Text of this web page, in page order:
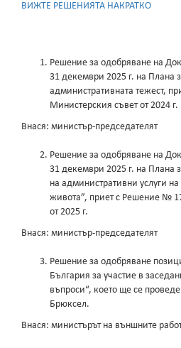
ВИЖТЕ РЕШЕНИЯТА НАКРАТКО
Решение за одобряване на
31 декември 2025 г. на Плана
административната тежест,
Министерския съвет от 2024 г.
Внася: министър-председателят
Решение за одобряване на
31 декември 2025 г. на Плана
на административни услуги
живота”, приет с Решение №
от 2025 г.
Внася: министър-председателят
Решение за одобряване
България за участие в
въпроси“, което ще се
Брюксел.
Внася: министърът на външните